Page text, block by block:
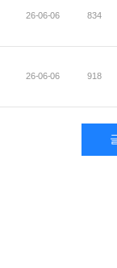
26-06-06 834
26-06-06 918